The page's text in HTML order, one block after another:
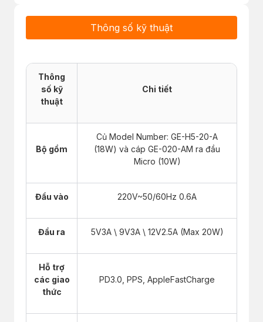
Thông số kỹ thuật
Thông
số kỹ
thuật
Chi tiết
Bộ gồm
Củ Model Number: GE-H5-20-A
(18W) và cáp GE-020-AM ra đầu
Micro (10W)
Đầu vào 220V~50/60Hz 0.6A
Đầu ra 5V3A \ 9V3A \ 12V2.5A (Max 20W)
Hỗ trợ
các giao
thức
PD3.0, PPS, AppleFastCharge